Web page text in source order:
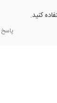
کنید.
پاسخ